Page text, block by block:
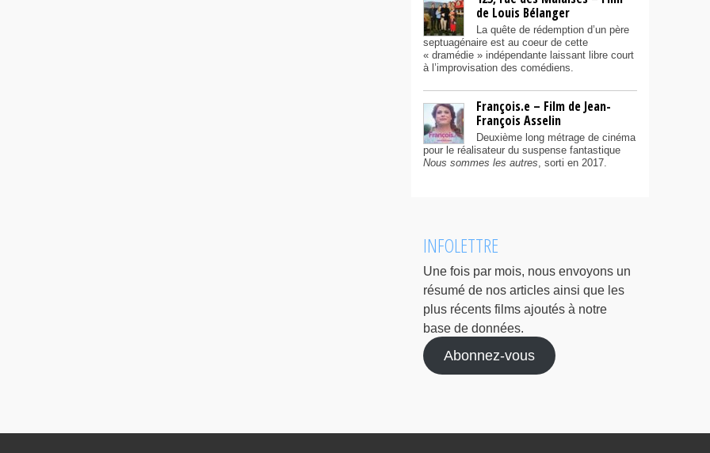
de Louis Bélanger
La quête de rédemption d’un père
septuagénaire est au coeur de cette
« dramédie » indépendante laissant libre court
à l’improvisation des comédiens.
François.e – Film de Jean-
François Asselin
Deuxième long métrage de cinéma
pour le réalisateur du suspense fantastique
Nous sommes les autres, sorti en 2017.
INFOLETTRE
Une fois par mois, nous envoyons un
résumé de nos articles ainsi que les
plus récents films ajoutés à notre
base de données.
Abonnez-vous